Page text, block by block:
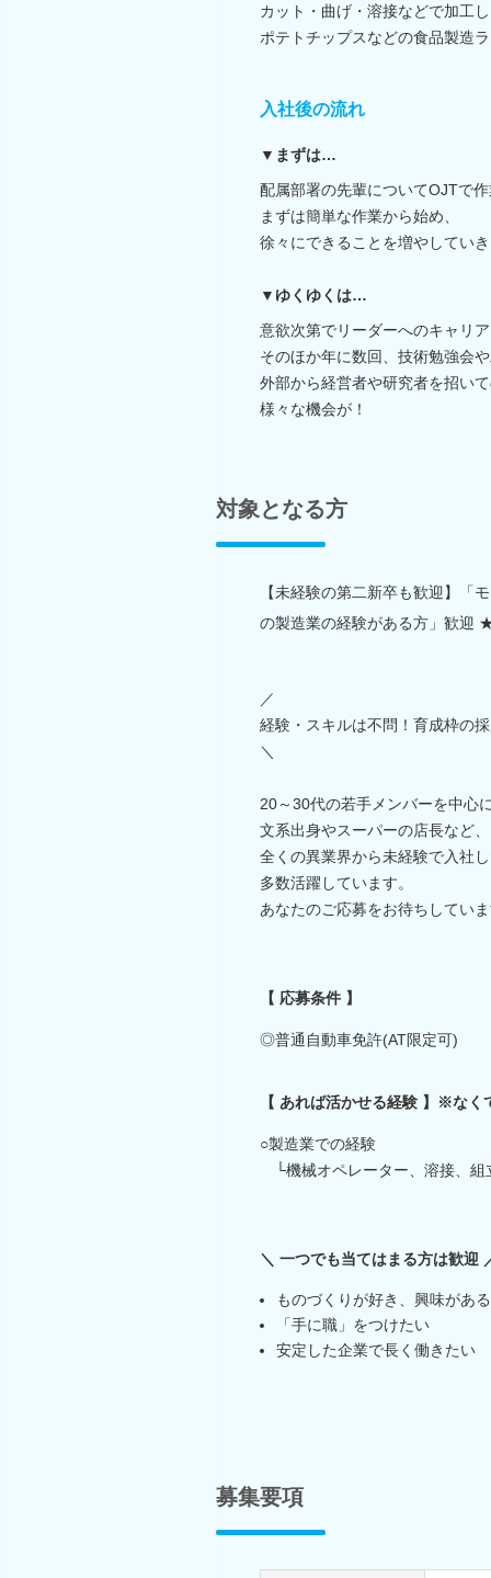
カット・曲げ・溶接などで加工
ポテトチップスなどの食品製造
入社後の流れ
▼まずは…
配属部署の先輩についてOJTで
まずは簡単な作業から始め、
徐々にできることを増やしてい
▼ゆくゆくは…
意欲次第でリーダーへのキャリ
そのほか年に数回、技術勉強会
外部から経営者や研究者を招い
様々な機会が！
対象となる方
【未経験の第二新卒も歓迎】「
の製造業の経験がある方」歓迎
／
経験・スキルは不問！育成枠の
＼
20～30代の若手メンバーを中心
文系出身やスーパーの店長など、
全くの異業界から未経験で入社
多数活躍しています。
あなたのご応募をお待ちしてい
【 応募条件 】
◎普通自動車免許(AT限定可)
【 あれば活かせる経験 】※なく
○製造業での経験
└機械オペレーター、溶接、組
＼ 一つでも当てはまる方は歓迎
ものづくりが好き、興味がある
「手に職」をつけたい
安定した企業で長く働きたい
募集要項